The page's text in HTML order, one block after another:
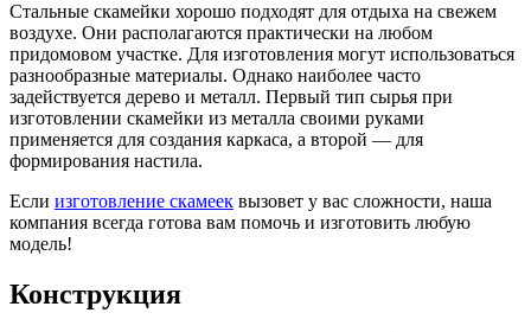
Стальные скамейки хорошо подходят для отдыха на свежем
воздухе. Они располагаются практически на любом
придомовом участке. Для изготовления могут использоваться
разнообразные материалы. Однако наиболее часто
задействуется дерево и металл. Первый тип сырья при
изготовлении скамейки из металла своими руками
применяется для создания каркаса, а второй — для
формирования настила.
Если изготовление скамеек вызовет у вас сложности, наша
компания всегда готова вам помочь и изготовить любую
модель!
Конструкция